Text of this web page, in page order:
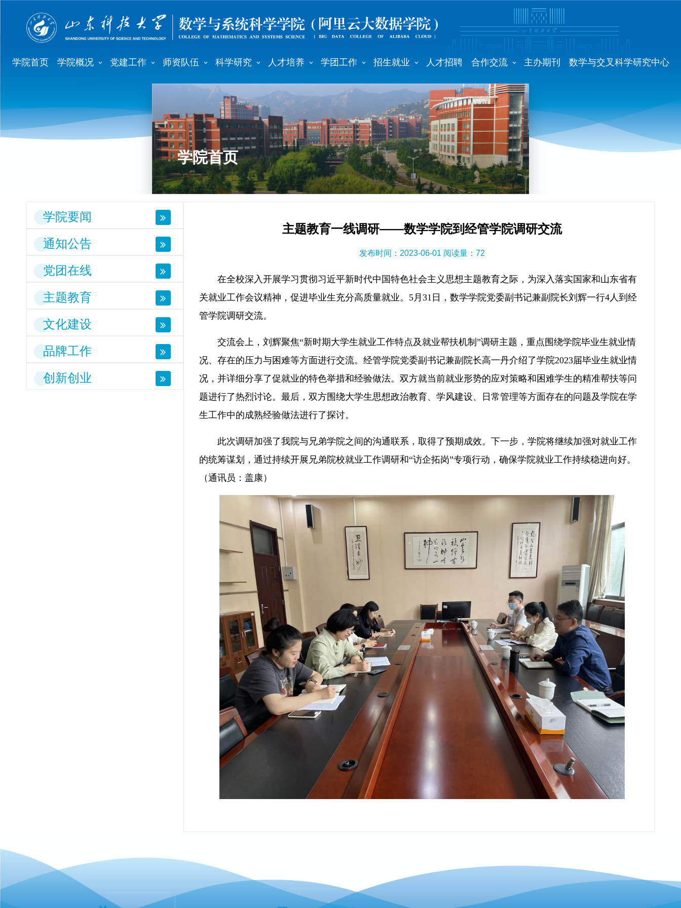
学院首页 学院概况 党建工作 师资队伍 科学研究 人才培养 学团工作 招生就业 人才招聘 合作交流 主办期刊 数学与交叉科学研究中心
学院首页
学院要闻
通知公告
党团在线
主题教育
文化建设
品牌工作
创新创业
主题教育一线调研——数学学院到经管学院调研交流
发布时间：2023-06-01 阅读量： 72
在全校深入开展学习贯彻习近平新时代中国特色社会主义思想主题教育之际，为深入落实国家和山东省有
关就业工作会议精神，促进毕业生充分高质量就业。5月31日，数学学院党委副书记兼副院长刘辉一行4人到经
管学院调研交流。
交流会上，刘辉聚焦“新时期大学生就业工作特点及就业帮扶机制”调研主题，重点围绕学院毕业生就业情
况、存在的压力与困难等方面进行交流。经管学院党委副书记兼副院长高一丹介绍了学院2023届毕业生就业情
况，并详细分享了促就业的特色举措和经验做法。双方就当前就业形势的应对策略和困难学生的精准帮扶等问
题进行了热烈讨论。最后，双方围绕大学生思想政治教育、学风建设、日常管理等方面存在的问题及学院在学
生工作中的成熟经验做法进行了探讨。
此次调研加强了我院与兄弟学院之间的沟通联系，取得了预期成效。下一步，学院将继续加强对就业工作
的统筹谋划，通过持续开展兄弟院校就业工作调研和“访企拓岗”专项行动，确保学院就业工作持续稳进向好。
（通讯员：盖康）